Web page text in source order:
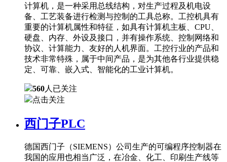
计算机，是一种采用总线结构，对生产过程及机电设
备、工艺装备进行检测与控制的工具总称。工控机具有
重要的计算机属性和特征，如具有计算机主板、CPU、
硬盘、内存、外设及接口，并有操作系统、控制网络和
协议、计算能力、友好的人机界面。工控行业的产品和
技术非常特殊，属于中间产品，是为其他各行业提供稳
定、可靠、嵌入式、智能化的工业计算机。
560人已关注
点击关注
西门子PLC
德国西门子（SIEMENS）公司生产的可编程序控制器在
我国的应用也相当广泛，在冶金、化工、印刷生产线等